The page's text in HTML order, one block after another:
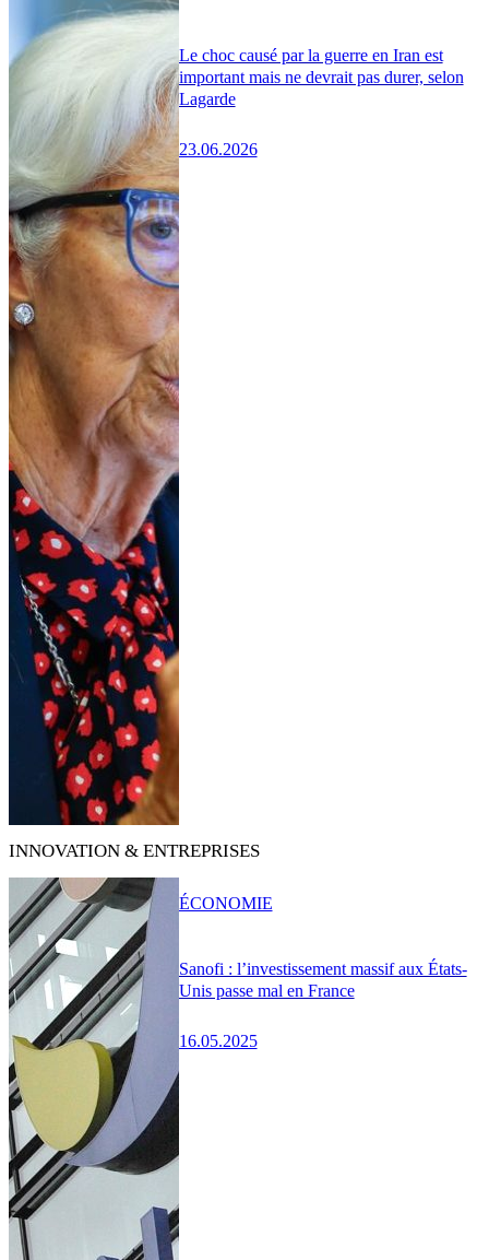
Le choc causé par la guerre en Iran est
important mais ne devrait pas durer, selon
Lagarde
23.06.2026
INNOVATION & ENTREPRISES
Sanofi : l’investissement massif aux États-
Unis passe mal en France
16.05.2025
ÉCONOMIE